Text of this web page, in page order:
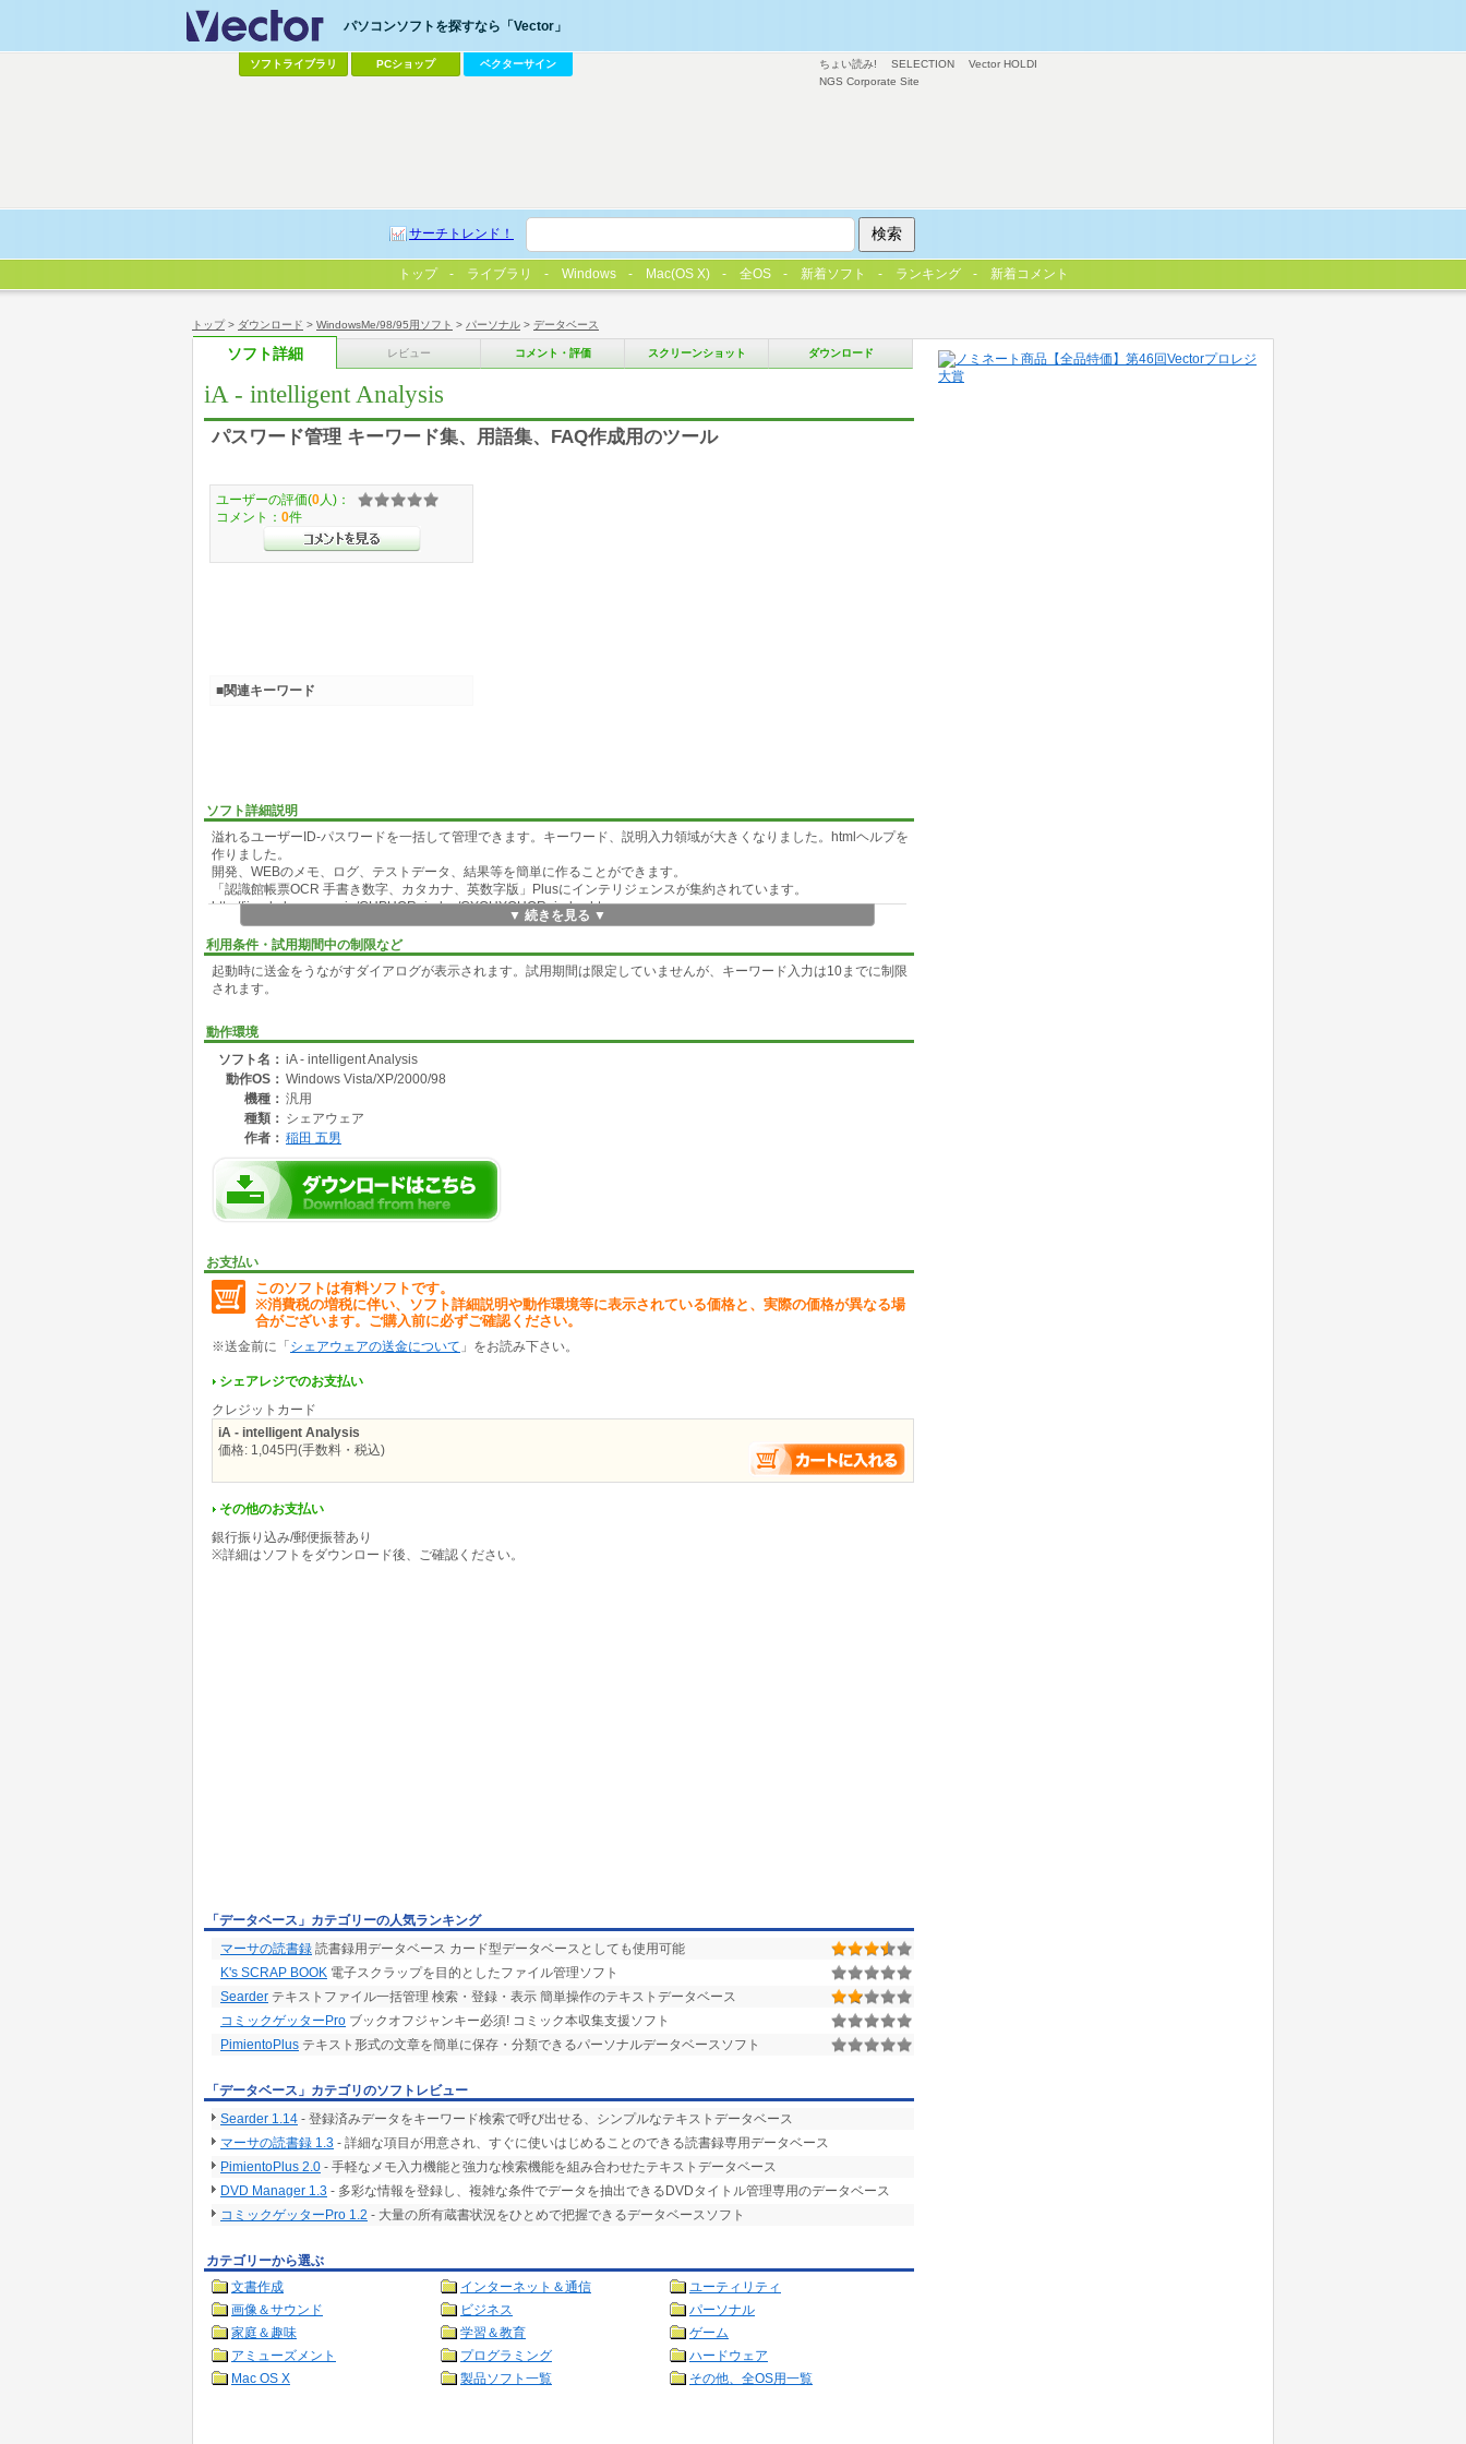
トップ> ダウンロード > WindowsMe/98/95用ソフト > パーソナル > データベース
ソフト詳細 レビュー コメント・評価 スクリーンショット ダウンロード
iA - intelligent Analysis
パスワード管理 キーワード集、用語集、FAQ作成用のツール
ソフト詳細説明
溢れるユーザーID-パスワードを一括して管理できます。キーワード、説明入力領域が大きくなりました。htmlヘルプを
作りました。
開発、WEBのメモ、ログ、テストデータ、結果等を簡単に作ることができます。
「認識館帳票OCR 手書き数字、カタカナ、英数字版」Plusにインテリジェンスが集約されています。
http://iinada.la.coocan.jp/CHPHOR_index/CYOHYOHOR_index.htm
▼ 続きを見る ▼
利用条件・試用期間中の制限など
起動時に送金をうながすダイアログが表示されます。試用期間は限定していませんが、キーワード入力は10までに制限
されます。
動作環境
ソフト名： iA - intelligent Analysis
動作OS： Windows Vista/XP/2000/98
機種： 汎用
種類： シェアウェア
作者： 稲田 五男
お支払い
このソフトは有料ソフトです。
※消費税の増税に伴い、ソフト詳細説明や動作環境等に表示されている価格と、実際の価格が異なる場
合がございます。ご購入前に必ずご確認ください。
※送金前に「 シェアウェアの送金について 」をお読み下さい。
シェアレジでのお支払い
クレジットカード
iA - intelligent Analysis
価格: 1,045円(手数料・税込)
その他のお支払い
銀行振り込み/郵便振替あり
※詳細はソフトをダウンロード後、ご確認ください。
ユーザーの評価(0 人)：
コメント： 0件
■関連キーワード
「データベース」カテゴリーの人気ランキング
マーサの読書録 読書録用データベース カード型データベースとしても使用可能
K's SCRAP BOOK 電子スクラップを目的としたファイル管理ソフト
Searder テキストファイル一括管理 検索・登録・表示 簡単操作のテキストデータベース
コミックゲッターPro ブックオフジャンキー必須! コミック本収集支援ソフト
PimientoPlus テキスト形式の文章を簡単に保存・分類できるパーソナルデータベースソフト
「データベース」カテゴリのソフトレビュー
Searder 1.14 - 登録済みデータをキーワード検索で呼び出せる、シンプルなテキストデータベース
マーサの読書録 1.3 - 詳細な項目が用意され、すぐに使いはじめることのできる読書録専用データベース
PimientoPlus 2.0 - 手軽なメモ入力機能と強力な検索機能を組み合わせたテキストデータベース
DVD Manager 1.3 - 多彩な情報を登録し、複雑な条件でデータを抽出できるDVDタイトル管理専用のデータベース
コミックゲッターPro 1.2 - 大量の所有蔵書状況をひとめで把握できるデータベースソフト
カテゴリーから選ぶ
文書作成
インターネット＆通信
ユーティリティ
画像＆サウンド
ビジネス
パーソナル
家庭＆趣味
学習＆教育
ゲーム
アミューズメント
プログラミング
ハードウェア
Mac OS X
製品ソフト一覧 その他、全OS用一覧
ちょい読み! SELECTION
Vector HOLDI
NGS Corporate Site
パソコンソフトを探すなら「Vector」
ソフトライブラリ PCショップ ベクターサイン
サーチトレンド！
トップ ライブラリ Windows Mac(OS X) 全OS 新着ソフト ランキング 新着コメント